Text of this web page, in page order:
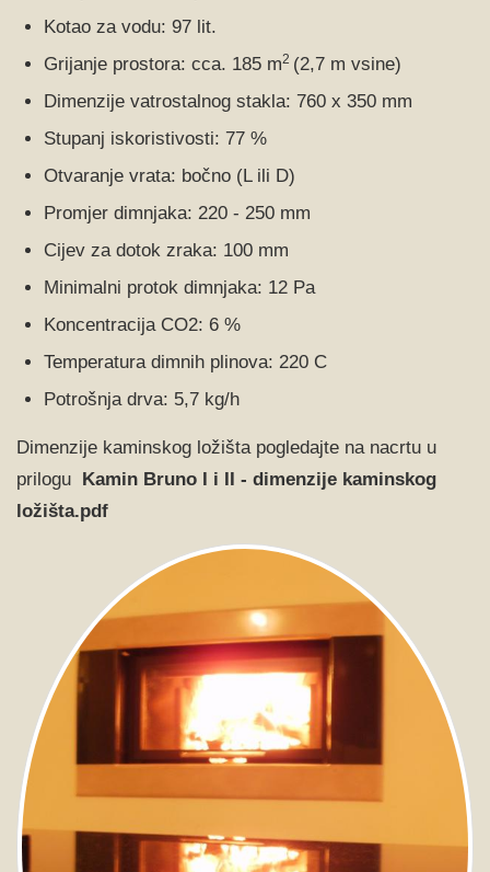
Kotao za vodu: 97 lit.
Grijanje prostora: cca. 185 m2 (2,7 m vsine)
Dimenzije vatrostalnog stakla: 760 x 350 mm
Stupanj iskoristivosti: 77 %
Otvaranje vrata: bočno (L ili D)
Promjer dimnjaka: 220 - 250 mm
Cijev za dotok zraka: 100 mm
Minimalni protok dimnjaka: 12 Pa
Koncentracija CO2: 6 %
Temperatura dimnih plinova: 220 C
Potrošnja drva: 5,7 kg/h
Dimenzije kaminskog ložišta pogledajte na nacrtu u
prilogu
Kamin Bruno I i II - dimenzije kaminskog
ložišta.pdf